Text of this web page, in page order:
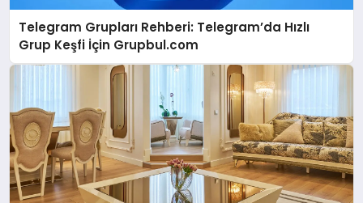
Telegram Grupları Rehberi: Telegram’da Hızlı
Grup Keşfi İçin Grupbul.com